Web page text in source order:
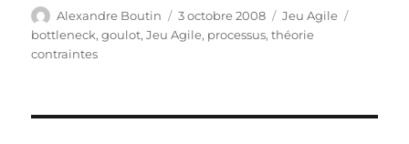
Auteur
Alexandre Boutin
Publié
le
3 octobre 2008 Catégories
Jeu Agile
bottleneck,goulot,Jeu Agile, processus,théorie
contraintes